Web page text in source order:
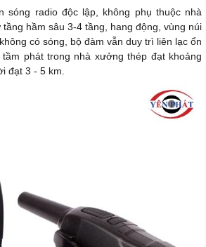
sóng radio độc lập, không phụ thuộc nhà
hầm sâu 3-4 tầng, hang động, vùng núi
có sóng, bộ đàm vẫn duy trì liên lạc ổn
phát trong nhà xưởng thép đạt khoảng
đạt 3 - 5 km.